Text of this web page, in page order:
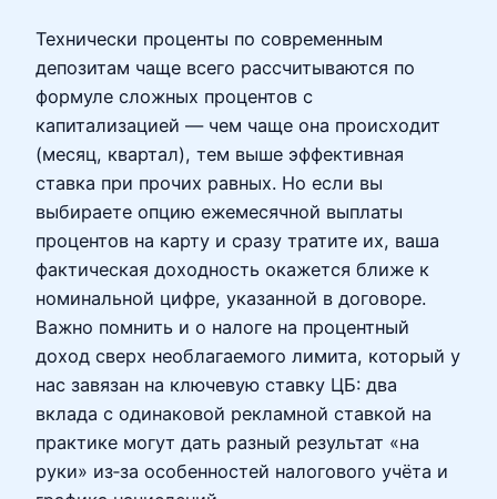
Технически проценты по современным
депозитам чаще всего рассчитываются по
формуле сложных процентов с
капитализацией — чем чаще она происходит
(месяц, квартал), тем выше эффективная
ставка при прочих равных. Но если вы
выбираете опцию ежемесячной выплаты
процентов на карту и сразу тратите их, ваша
фактическая доходность окажется ближе к
номинальной цифре, указанной в договоре.
Важно помнить и о налоге на процентный
доход сверх необлагаемого лимита, который у
нас завязан на ключевую ставку ЦБ: два
вклада с одинаковой рекламной ставкой на
практике могут дать разный результат «на
руки» из‑за особенностей налогового учёта и